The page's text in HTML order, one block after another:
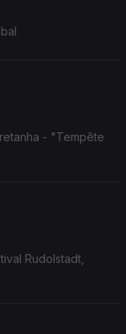
- "Tempête
Rudolstadt,